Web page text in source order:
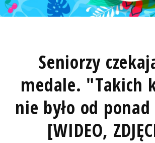
Seniorzy
medale. "Takich
nie było od
[WIDEO,